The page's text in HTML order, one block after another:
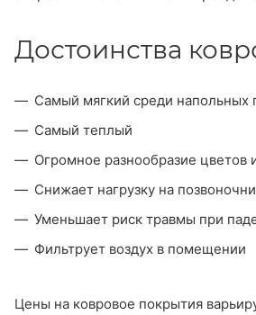
Достоинства
Самый мягкий среди напольных
Самый теплый
Огромное разнообразие цветов
Снижает нагрузку на
Уменьшает риск травмы при
Фильтрует воздух в помещении
Цены на ковровое покрытия